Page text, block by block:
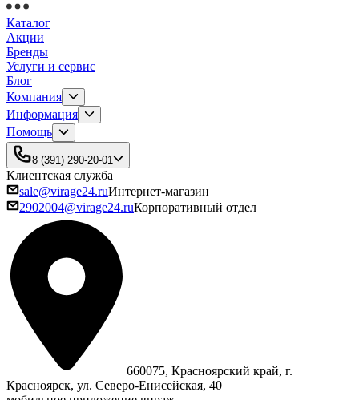
Каталог
Акции
Бренды
Услуги и сервис
Блог
Компания
Информация
Помощь
8 (391) 290-20-01
Клиентская служба
sale@virage24.ruИнтернет-магазин
2902004@virage24.ruКорпоративный отдел
660075, Красноярский край, г.
Красноярск, ул. Северо‑Енисейская, 40